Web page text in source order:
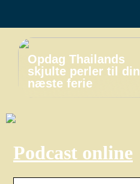
Opdag Thailands
skjulte perler til din
næste ferie
Podcast online